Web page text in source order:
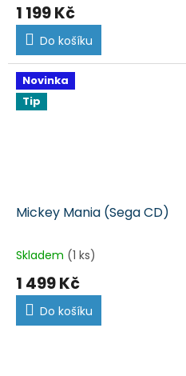
1 199 Kč
Do košíku
Novinka
Tip
Mickey Mania (Sega CD)
Skladem (1 ks)
1 499 Kč
Do košíku